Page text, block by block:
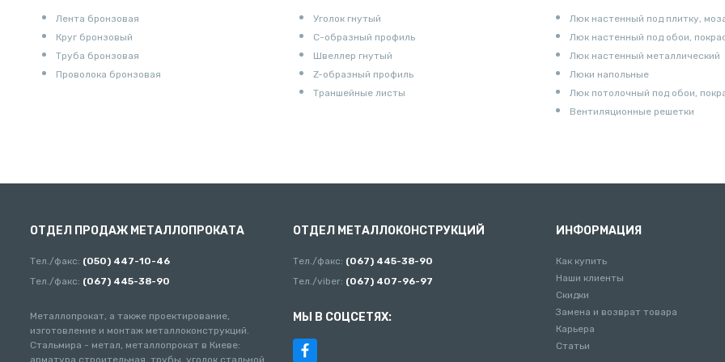
Лента бронзовая
Круг бронзовый
Труба бронзовая
Проволока бронзовая
Уголок гнутый
С-образный профиль
Швеллер гнутый
Z-образный профиль
Траншейные листы
Люк настенный под плитку,
Люк настенный под обои,
Люк настенный металлический
Люки напольные
Люк потолочный под обои,
Вентиляционные решетки
ОТДЕЛ ПРОДАЖ МЕТАЛЛОПРОКАТА
Тел./факс: (050) 447-10-46
Тел./факс: (067) 445-38-90
Металлопрокат, а также проектирование,
изготовление и монтаж металлоконструкций.
Стальмира - метал, металлопрокат в Киеве:
арматура строительная, трубы, уголок стальной,
ОТДЕЛ МЕТАЛЛОКОНСТРУКЦИЙ
Тел./факс: (067) 445-38-90
Тел./viber: (067) 407-96-97
МЫ В СОЦСЕТЯХ:
ИНФОРМАЦИЯ
Как купить
Наши клиенты
Скидки
Замена и возврат товара
Карьера
Статьи